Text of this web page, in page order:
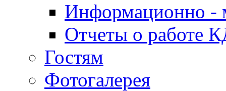
Информационно -
Отчеты о работе
Гостям
Фотогалерея